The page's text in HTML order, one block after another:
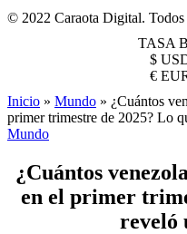
© 2022 Caraota Digital. Todos
TASA
$
€
Inicio » Mundo » ¿Cuántos
primer trimestre de 2025? Lo
Mundo
¿Cuántos
en el primer
reveló